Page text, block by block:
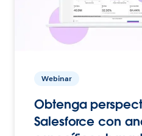
Webinar
Obtenga
Salesforce con